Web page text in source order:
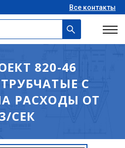
Все контакты
820-46
С
РАСХОДЫ ОТ
СЕК